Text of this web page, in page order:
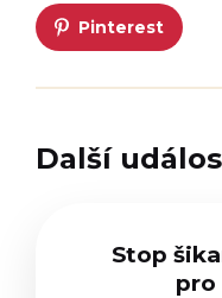
Pinterest
Další
Stop
pro